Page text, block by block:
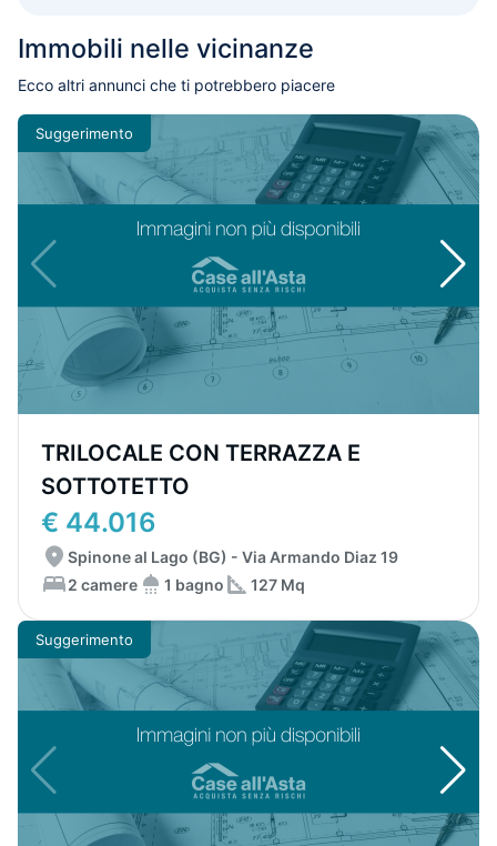
Immobili nelle vicinanze
Ecco altri annunci che ti potrebbero piacere
Suggerimento
TRILOCALE CON TERRAZZA E
SOTTOTETTO
€ 44.016
Spinone al Lago (BG) - Via Armando Diaz 19
2 camere
1 bagno 127 Mq
Suggerimento